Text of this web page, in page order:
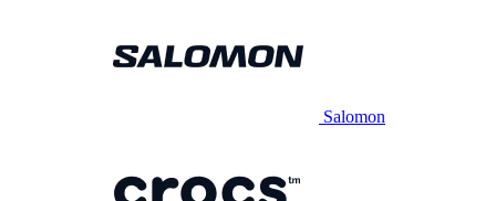
Salomon